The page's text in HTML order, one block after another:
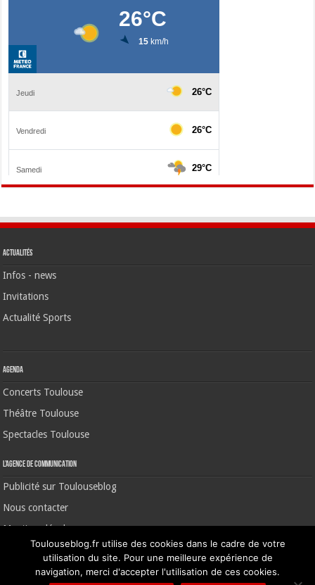
Actualités
Infos - news
Invitations
Actualité Sports
Agenda
Concerts Toulouse
Théâtre Toulouse
Spectacles Toulouse
L’agence de communication
Publicité sur Toulouseblog
Nous contacter
Mentions légales
©2006-2026 Toulouse Blog | CNIL N° 1391640
Toulouseblog.fr utilise des cookies dans le cadre de votre
utilisation du site. Pour une meilleure expérience de
navigation, merci d'accepter l'utilisation de ces cookies.